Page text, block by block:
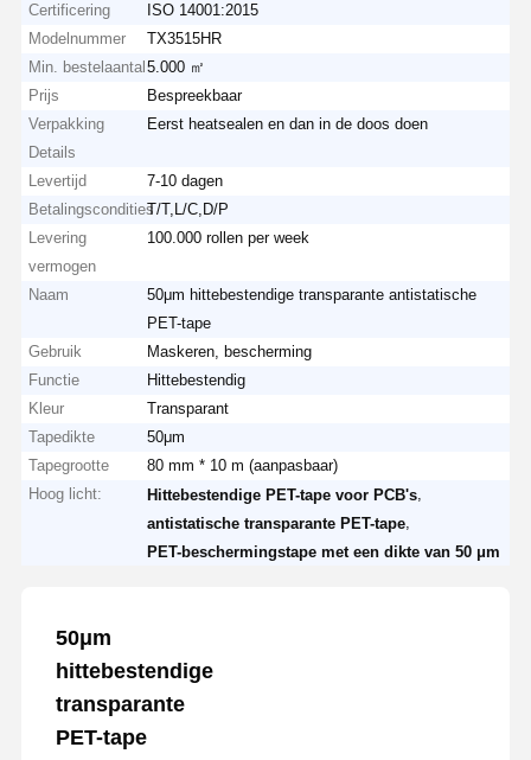
Certificering
ISO 14001:2015
Modelnummer
TX3515HR
Min. bestelaantal 5.000 ㎡
Prijs
Bespreekbaar
Verpakking
Details
Eerst heatsealen en dan in de doos doen
Levertijd
7-10 dagen
BetalingsconditiesT/T,L/C,D/P
Levering
vermogen
100.000 rollen per week
Naam
50μm hittebestendige transparante antistatische
PET-tape
Gebruik
Maskeren, bescherming
Functie
Hittebestendig
Kleur
Transparant
Tapedikte
50μm
Tapegrootte
80 mm * 10 m (aanpasbaar)
Hoog licht:
Hittebestendige PET-tape voor PCB's
antistatische transparante PET-tape
PET-beschermingstape met een dikte van 50 μm
50μm
hittebestendige
transparante
PET-tape